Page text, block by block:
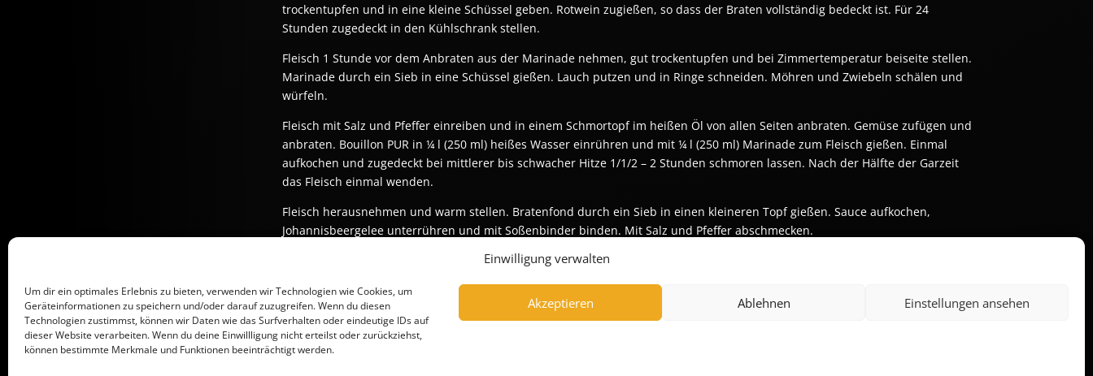
Einwilligung verwalten
Um dir ein optimales Erlebnis zu bieten, verwenden wir Technologien wie Cookies, um
Geräteinformationen zu speichern und/oder darauf zuzugreifen. Wenn du diesen
Technologien zustimmst, können wir Daten wie das Surfverhalten oder eindeutige IDs auf
dieser Website verarbeiten. Wenn du deine Einwillligung nicht erteilst oder zurückziehst,
können bestimmte Merkmale und Funktionen beeinträchtigt werden.
Akzeptieren Ablehnen Einstellungen ansehen
trockentupfen und in eine kleine Schüssel geben. Rotwein zugießen, so dass der Braten vollständig bedeckt ist. Für 24
Stunden zugedeckt in den Kühlschrank stellen.
Fleisch 1 Stunde vor dem Anbraten aus der Marinade nehmen, gut trockentupfen und bei Zimmertemperatur beiseite stellen.
Marinade durch ein Sieb in eine Schüssel gießen. Lauch putzen und in Ringe schneiden. Möhren und Zwiebeln schälen und
würfeln.
Fleisch mit Salz und Pfeffer einreiben und in einem Schmortopf im heißen Öl von allen Seiten anbraten. Gemüse zufügen und
anbraten. Bouillon PUR in ¼ l (250 ml) heißes Wasser einrühren und mit ¼ l (250 ml) Marinade zum Fleisch gießen. Einmal
aufkochen und zugedeckt bei mittlerer bis schwacher Hitze 1/1/2 – 2 Stunden schmoren lassen. Nach der Hälfte der Garzeit
das Fleisch einmal wenden.
Fleisch herausnehmen und warm stellen. Bratenfond durch ein Sieb in einen kleineren Topf gießen. Sauce aufkochen,
Johannisbeergelee unterrühren und mit Soßenbinder binden. Mit Salz und Pfeffer abschmecken.